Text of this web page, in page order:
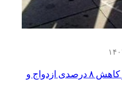
افزایش سن ازدواج و کاهش ۸ درصدی ازدواج و